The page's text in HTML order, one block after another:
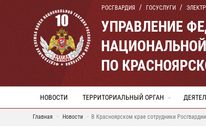
РОСГВАРДИЯ ГОСУСЛУГИ
УПРАВЛЕНИЕ
ПО
НОВОСТИ ТЕРРИТОРИАЛЬНЫЙ ОРГАН
Главная Новости В Красноярском крае сотрудники